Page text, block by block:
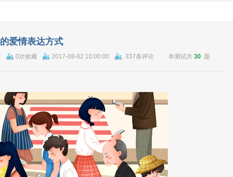
爱情表达方式
0次收藏 2017-08-02 10:00:00 337条评论 本测试共 30 题